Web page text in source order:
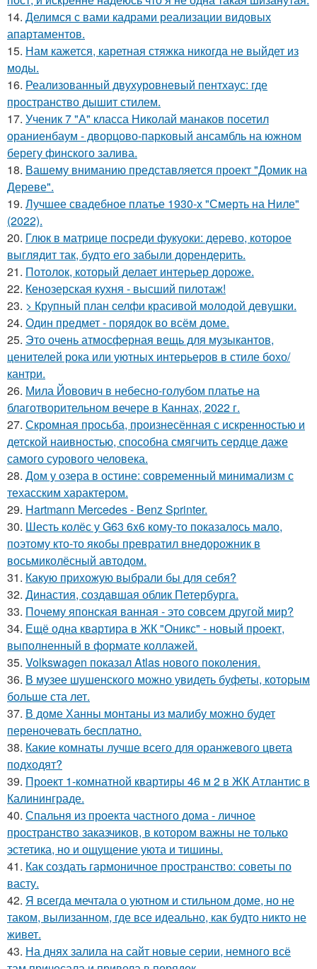
14. Делимся с вами кадрами реализации видовых
апартаментов.
15. Нам кажется, каретная стяжка никогда не выйдет из
моды.
16. Реализованный двухуровневый пентхаус: где
пространство дышит стилем.
17. Ученик 7 "А" класса Николай манаков посетил
ораниенбаум - дворцово-парковый ансамбль на южном
берегу финского залива.
18. Вашему вниманию представляется проект "Домик на
Дереве".
19. Лучшее свадебное платье 1930-х "Смерть на Ниле"
(2022).
20. Глюк в матрице посреди фукуоки: дерево, которое
выглядит так, будто его забыли дорендерить.
21. Потолок, который делает интерьер дороже.
22. Кенозерская кухня - высший пилотаж!
23. > Крупный план селфи красивой молодой девушки.
24. Один предмет - порядок во всём доме.
25. Это очень атмосферная вещь для музыкантов,
ценителей рока или уютных интерьеров в стиле бохо/
кантри.
26. Мила Йовович в небесно-голубом платье на
благотворительном вечере в Каннах, 2022 г.
27. Скромная просьба, произнесённая с искренностью и
детской наивностью, способна смягчить сердце даже
самого сурового человека.
28. Дом у озера в остине: современный минимализм с
техасским характером.
29. Hartmann Mercedes - Benz Sprinter.
30. Шесть колёс у G63 6x6 кому-то показалось мало,
поэтому кто-то якобы превратил внедорожник в
восьмиколёсный автодом.
31. Какую прихожую выбрали бы для себя?
32. Династия, создавшая облик Петербурга.
33. Почему японская ванная - это совсем другой мир?
34. Ещё одна квартира в ЖК "Оникс" - новый проект,
выполненный в формате коллажей.
35. Volkswagen показал Atlas нового поколения.
36. В музее шушенского можно увидеть буфеты, которым
больше ста лет.
37. В доме Ханны монтаны из малибу можно будет
переночевать бесплатно.
38. Какие комнаты лучше всего для оранжевого цвета
подходят?
39. Проект 1-комнатной квартиры 46 м 2 в ЖК Атлантис в
Калининграде.
40. Спальня из проекта частного дома - личное
пространство заказчиков, в котором важны не только
эстетика, но и ощущение уюта и тишины.
41. Как создать гармоничное пространство: советы по
васту.
42. Я всегда мечтала о уютном и стильном доме, но не
таком, вылизанном, где все идеально, как будто никто не
живет.
43. На днях залила на сайт новые серии, немного всё